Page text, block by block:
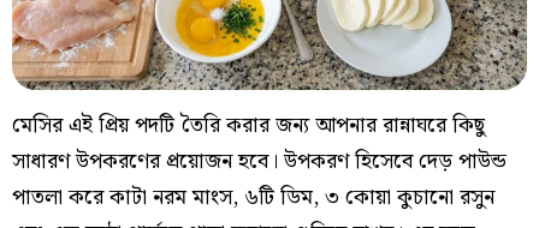
মেসির এই প্রিয় পদটি তৈরি করার জন্য আপনার রান্নাঘরে কিছু
সাধারণ উপকরণের প্রয়োজন হবে। উপকরণ হিসেবে দেড় পাউন্ড
পাতলা করে কাটা নরম মাংস, ৬টি ডিম, ৩ কোয়া কুচানো রসুন